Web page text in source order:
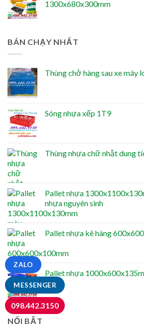
1300x680x300mm
BÁN CHẠY NHẤT
Thùng chở hàng sau xe máy
Sóng nhựa xếp 1T9
Thùng nhựa chữ nhật dung
Pallet nhựa
nhựa nguyên sinh
Pallet nhựa kê hàng
Pallet nhựa
NỔI BẬT
MESSENGER
ZALO
098.442.3150